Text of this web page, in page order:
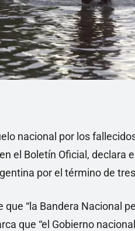
nacional por los
el Boletín Oficial, declara
por el término de
que “la Bandera Nacional
que “el Gobierno